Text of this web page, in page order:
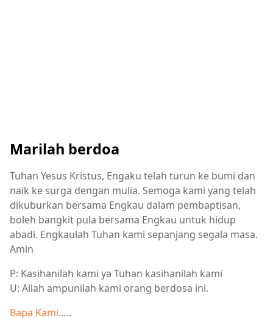
Marilah berdoa
Tuhan Yesus Kristus, Engaku telah turun ke bumi dan
naik ke surga dengan mulia. Semoga kami yang telah
dikuburkan bersama Engkau dalam pembaptisan,
boleh bangkit pula bersama Engkau untuk hidup
abadi. Engkaulah Tuhan kami sepanjang segala masa.
Amin
P: Kasihanilah kami ya Tuhan kasihanilah kami
U: Allah ampunilah kami orang berdosa ini.
Bapa Kami…..